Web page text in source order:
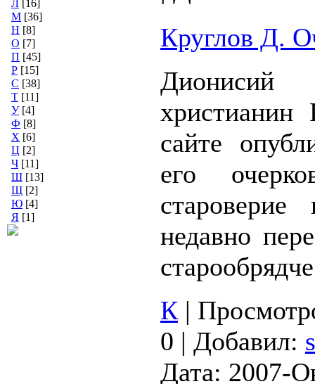
Л [16]
М [36]
Н [8]
О [7]
П [45]
Р [15]
С [38]
Т [11]
У [4]
Ф [8]
Х [6]
Ц [2]
Ч [11]
Ш [13]
Щ [2]
Ю [4]
Я [1]
Круглов Д.
сайте
его
староверие
недавно
К |
0 | Добавил:
Дата: 2007-